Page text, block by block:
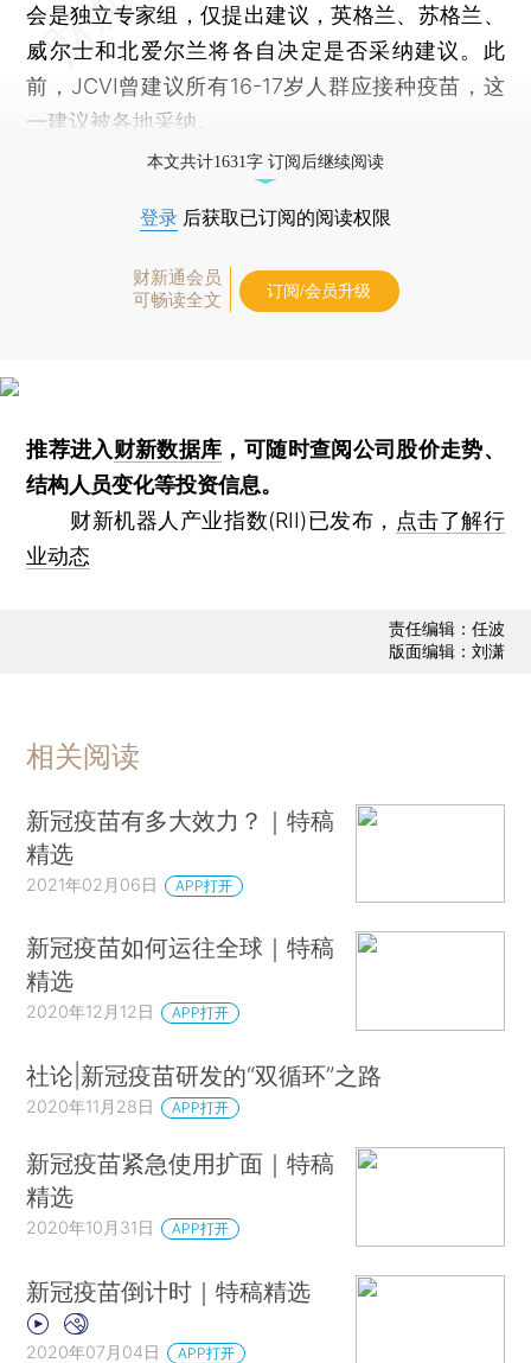
会是独立专家组，仅提出建议，英格兰、苏格兰、
威尔士和北爱尔兰将各自决定是否采纳建议。此
前，JCVI曾建议所有16-17岁人群应接种疫苗，这
一建议被各地采纳。
本文共计1631字 订阅后继续阅读
登录 后获取已订阅的阅读权限
财新通会员
可畅读全文
订阅/会员升级
推荐进入财新数据库 ，可随时查阅公司股价走势、
结构人员变化等投资信息。
财新机器人产业指数(RII)已发布， 点击了解行
业动态
责任编辑：任波
版面编辑：刘潇
相关阅读
新冠疫苗有多大效力？｜特稿
精选
2021年02月06日 APP打开
新冠疫苗如何运往全球｜特稿
精选
2020年12月12日 APP打开
社论|新冠疫苗研发的“双循环”之路
2020年11月28日 APP打开
新冠疫苗紧急使用扩面｜特稿
精选
2020年10月31日 APP打开
新冠疫苗倒计时｜特稿精选
2020年07月04日 APP打开